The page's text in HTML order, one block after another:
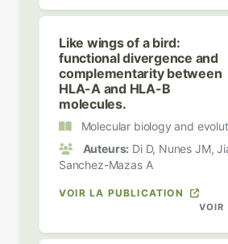
Like wings of a bird:
functional divergence and
complementarity between
HLA-A and HLA-B
molecules.
Molecular biology and
Auteurs: Di D, Nunes JM,
Sanchez-Mazas A
VOIR LA PUBLICATION
VOIR